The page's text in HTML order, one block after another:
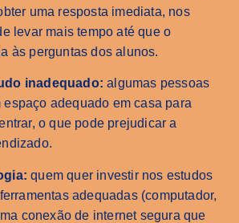
uma resposta imediata, nos
levar mais tempo até que o
às perguntas dos alunos.
inadequado: algumas pessoas
espaço adequado em casa para
o que pode prejudicar a
quem quer investir nos estudos
adequadas (computador,
conexão de internet segura que